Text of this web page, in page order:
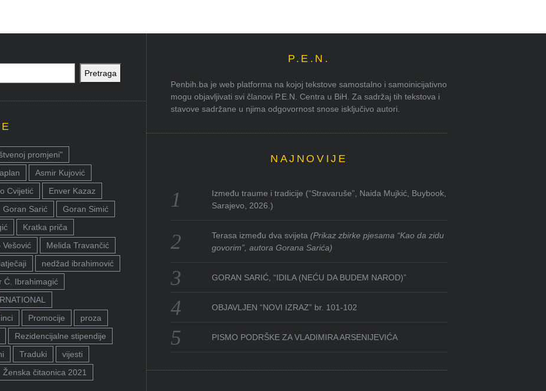
Pretraga
promjeni"
Asmir Kujović
Cvijetić
Enver Kazaz
Goran Sarić
Goran Simić
Kratka priča
Vešović
Melida Travančić
nedžad ibrahimović
Ć. Ibrahimagić
Promocije
proza
Rezidencijalne stipendije
Traduki
vijesti
Ženska čitaonica 2021
P.E.N.
Penbih.ba je web platforma na kojoj tekstove samostalno i samoinicijativno
mogu objavljivati svi članovi P.E.N. Centra u BiH. Za sadržaj tih tekstova i
stavove sadržane u njima odgovornost snose isključivo autori.
NAJNOVIJE
Između traume i tradicije (“Stravaruše”, Naida Mujkić, Buybook,
Sarajevo, 2026.)
Terasa između dva svijeta(Prikaz zbirke pjesama “Kao da zidu
govorim”, autora Gorana Sarića)
GORAN SARIĆ, “IDILA (NEĆU DA BUDEM NAROD)”
OBJAVLJEN “NOVI IZRAZ” br. 101-102
PISMO PODRŠKE ZA VLADIMIRA ARSENIJEVIĆA